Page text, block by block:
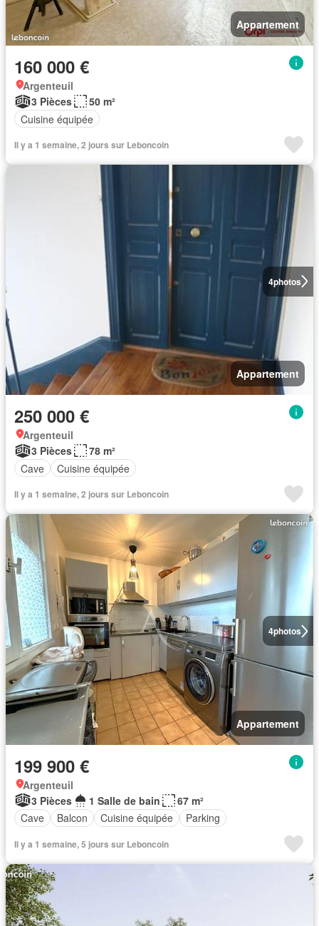
Appartement
160 000 €
Argenteuil
3 Pièces
50 m²
Cuisine équipée
Il y a 1 semaine, 2 jours sur Leboncoin
4photos
Appartement
250 000 €
Argenteuil
3 Pièces
78 m²
Cave
Cuisine équipée
Il y a 1 semaine, 2 jours sur Leboncoin
4photos
Appartement
199 900 €
Argenteuil
3 Pièces
1 Salle de bain
67 m²
Cave
Balcon Cuisine équipée Parking
Il y a 1 semaine, 5 jours sur Leboncoin